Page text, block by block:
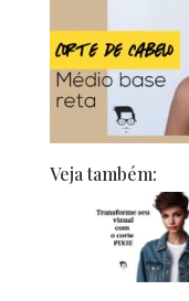
Veja também: